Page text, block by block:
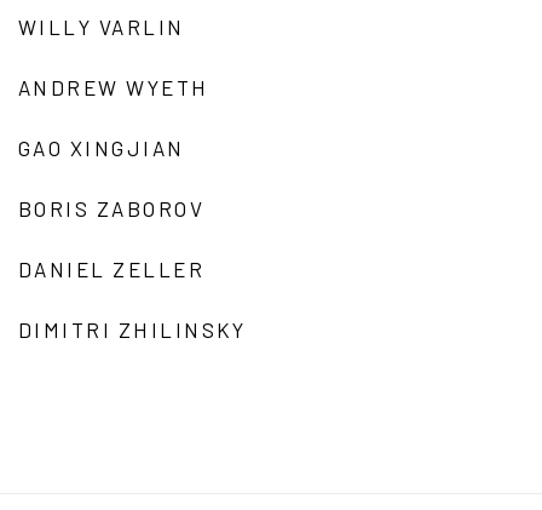
WILLY VARLIN
ANDREW WYETH
GAO XINGJIAN
BORIS ZABOROV
DANIEL ZELLER
DIMITRI ZHILINSKY